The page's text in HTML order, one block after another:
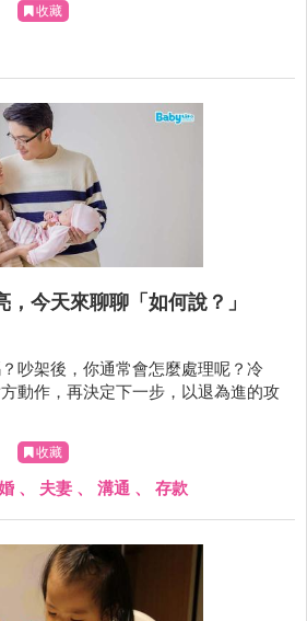
收藏
今天來聊聊「如何說？」
吵架後，你通常會怎麼處理呢？冷
動作，再決定下一步，以退為進的攻
收藏
、 夫妻 、 溝通 、 存款